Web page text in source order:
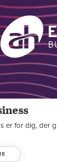
er for dig, der